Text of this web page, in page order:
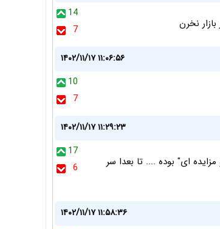
14
7
نخرن
۱۴۰۲/۱۱/۱۷ ۱۱:۰۶:۵۶
10
7
۱۴۰۲/۱۱/۱۷ ۱۱:۲۹:۲۳
17
6
ای" بوده .... تا بعدا سر
۱۴۰۲/۱۱/۱۷ ۱۱:۵۸:۳۶